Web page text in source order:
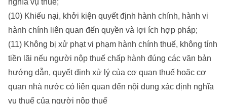
nghĩa vụ thuế;
(10) Khiếu nại, khởi kiện quyết định hành chính, hành vi
hành chính liên quan đến quyền và lợi ích hợp pháp;
(11) Không bị xử phạt vi phạm hành chính thuế, không tính
tiền lãi nếu người nộp thuế chấp hành đúng các văn bản
hướng dẫn, quyết định xử lý của cơ quan thuế hoặc cơ
quan nhà nước có liên quan đến nội dung xác định nghĩa
vụ thuế của người nộp thuế